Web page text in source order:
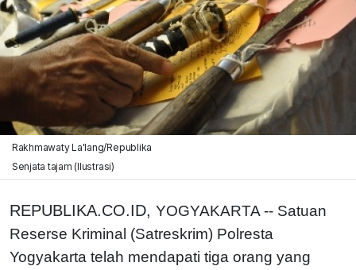
Rakhmawaty La'lang/Republika
Senjata tajam (Ilustrasi)
REPUBLIKA.CO.ID, YOGYAKARTA -- Satuan
Reserse Kriminal (Satreskrim) Polresta
Yogyakarta telah mendapati tiga orang yang